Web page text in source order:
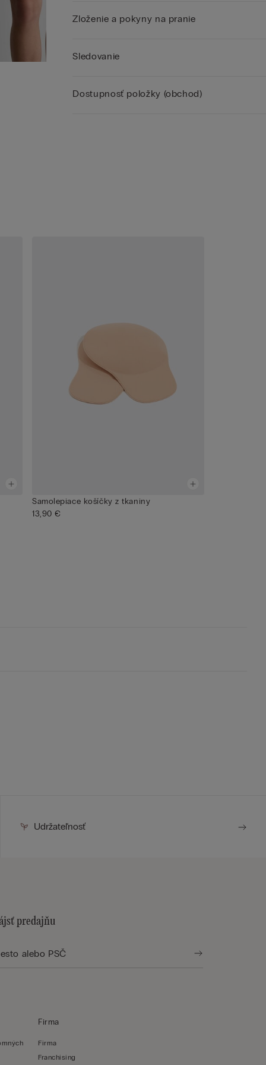
Zloženie a pokyny na pranie
Sledovanie
Dostupnosť položky (obchod)
Samolepiace košíčky z tkaniny
13,90 €
Udržateľnosť
predajňu
Firma
Firma
Franchising